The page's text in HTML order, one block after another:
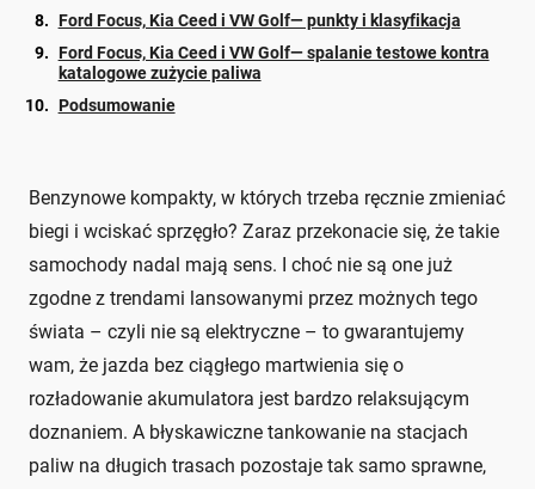
Ford Focus, Kia Ceed i VW Golf— punkty i klasyfikacja
Ford Focus, Kia Ceed i VW Golf— spalanie testowe kontra
katalogowe zużycie paliwa
Podsumowanie
Benzynowe kompakty, w których trzeba ręcznie zmieniać
biegi i wciskać sprzęgło? Zaraz przekonacie się, że takie
samochody nadal mają sens. I choć nie są one już
zgodne z trendami lansowanymi przez możnych tego
świata – czyli nie są elektryczne – to gwarantujemy
wam, że jazda bez ciągłego martwienia się o
rozładowanie akumulatora jest bardzo relaksującym
doznaniem. A błyskawiczne tankowanie na stacjach
paliw na długich trasach pozostaje tak samo sprawne,